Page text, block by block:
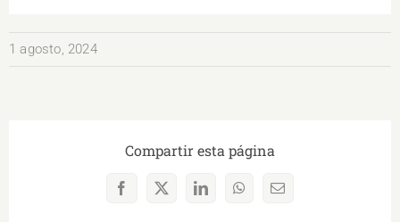
1 agosto, 2024
Compartir esta página
Facebook
X LinkedInWhatsAppCorreo